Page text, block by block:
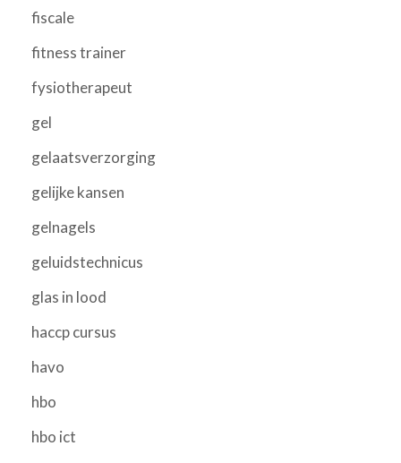
fiscale
fitness trainer
fysiotherapeut
gel
gelaatsverzorging
gelijke kansen
gelnagels
geluidstechnicus
glas in lood
haccp cursus
havo
hbo
hbo ict